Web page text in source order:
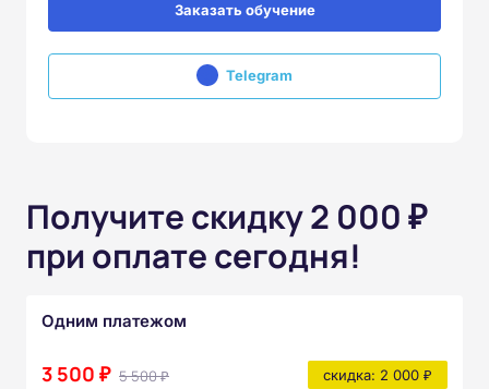
Заказать обучение
Telegram
Получите скидку 2 000 ₽
при оплате сегодня!
Одним платежом
3 500 ₽ 5 500 ₽ скидка: 2 000 ₽